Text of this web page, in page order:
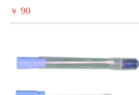
￥ 90